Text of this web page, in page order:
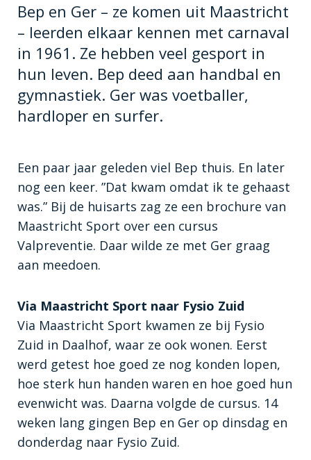
Bep en Ger – ze komen uit Maastricht
– leerden elkaar kennen met carnaval
in 1961. Ze hebben veel gesport in
hun leven. Bep deed aan handbal en
gymnastiek. Ger was voetballer,
hardloper en surfer.
Een paar jaar geleden viel Bep thuis. En later
nog een keer. ”Dat kwam omdat ik te gehaast
was.” Bij de huisarts zag ze een brochure van
Maastricht Sport over een cursus
Valpreventie. Daar wilde ze met Ger graag
aan meedoen.
Via Maastricht Sport naar Fysio Zuid
Via Maastricht Sport kwamen ze bij Fysio
Zuid in Daalhof, waar ze ook wonen. Eerst
werd getest hoe goed ze nog konden lopen,
hoe sterk hun handen waren en hoe goed hun
evenwicht was. Daarna volgde de cursus. 14
weken lang gingen Bep en Ger op dinsdag en
donderdag naar Fysio Zuid.